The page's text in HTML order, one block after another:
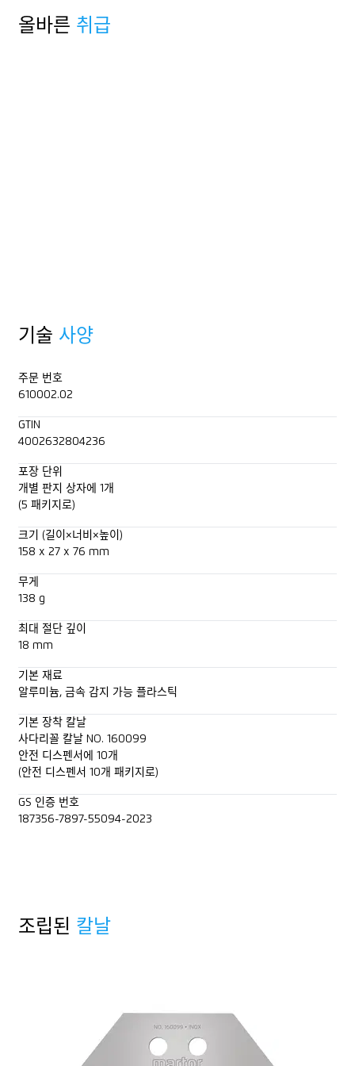
올바른 취급
기술 사양
주문 번호
610002.02
GTIN
4002632804236
포장 단위
개별 판지 상자에 1개
(5 패키지로)
크기 (길이×너비×높이)
158 x 27 x 76 mm
무게
138 g
최대 절단 깊이
18 mm
기본 재료
알루미늄, 금속 감지 가능 플라스틱
기본 장착 칼날
사다리꼴 칼날 NO. 160099
안전 디스펜서에 10개
(안전 디스펜서 10개 패키지로)
GS 인증 번호
187356-7897-55094-2023
조립된 칼날